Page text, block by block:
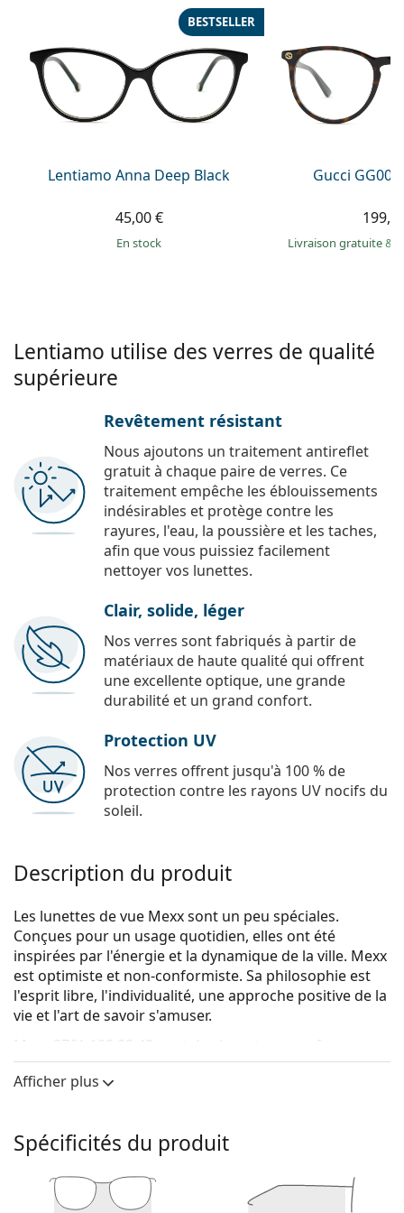
Prada
Toutes les marques
Lentiamo Anna Deep Black
BESTSELLER
45,00 €
en stock
Gucci
Livraison gratuite&
Lentiamo utilise des verres de qualité
supérieure
Revêtement résistant
Nous ajoutons un traitement antireflet
gratuit à chaque paire de verres. Ce
traitement empêche les éblouissements
indésirables et protège contre les
rayures, l'eau, la poussière et les taches,
afin que vous puissiez facilement
nettoyer vos lunettes.
Clair, solide, léger
Nos verres sont fabriqués à partir de
matériaux de haute qualité qui offrent
une excellente optique, une grande
durabilité et un grand confort.
Protection UV
Nos verres offrent jusqu'à 100 % de
protection contre les rayons UV nocifs du
soleil.
Description du produit
Les lunettes de vue Mexx sont un peu spéciales.
Conçues pour un usage quotidien, elles ont été
inspirées par l'énergie et la dynamique de la ville. Mexx
est optimiste et non-conformiste. Sa philosophie est
l'esprit libre, l'individualité, une approche positive de la
vie et l'art de savoir s'amuser.
Mexx 2761 100 22 49
sont des lunettes pour femmes.
Monture de lunettes de vue
blonds clairs, châtains clairs ou noirs.
personnes ayant une forme de visage carrée
ou ovale.
Afficher plus
Spécificités du produit